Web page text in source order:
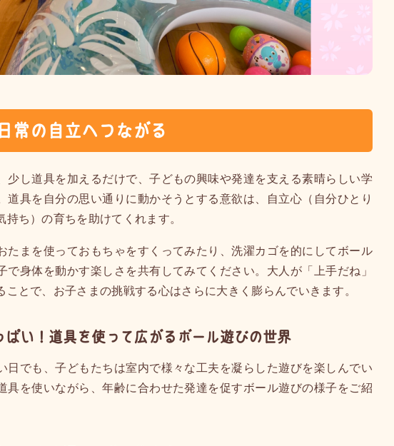
常の自立へつながる
少し道具を加えるだけで、子どもの興味や発達を支える素晴らしい学
道具を自分の思い通りに動かそうとする意欲は、自立心（自分ひとり
ち）の育ちを助けてくれます。
たまを使っておもちゃをすくってみたり、洗濯カゴを的にしてボール
で身体を動かす楽しさを共有してみてください。大人が「上手だね」
ことで、お子さまの挑戦する心はさらに大きく膨らんでいきます。
ぱい！道具を使って広がるボール遊びの世界
日でも、子どもたちは室内で様々な工夫を凝らした遊びを楽しんでい
具を使いながら、年齢に合わせた発達を促すボール遊びの様子をご紹